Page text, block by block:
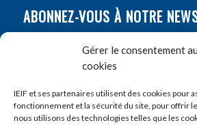
Gérer le consentement
cookies
IEIF et ses partenaires utilisent des cookies pour
fonctionnement et la sécurité du site, pour offrir
nous utilisons des technologies telles que les
ABONNEZ-VOUS À NOTRE
Prénom*